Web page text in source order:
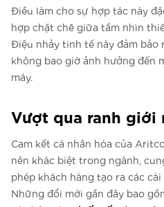
Điều làm cho sự hợp tác này
hợp chặt chẽ giữa tầm nhìn
Điệu nhảy tinh tế này đảm bảo
không bao giờ ảnh hưởng đến
máy.
Vượt qua ranh giới
Cam kết cá nhân hóa của
nên khác biệt trong ngành,
phép khách hàng tạo ra các
Những đổi mới gần đây bao